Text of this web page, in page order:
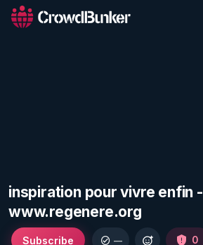
inspiration pour vivre enfin -
www.regenere.org
Subscribe — 0